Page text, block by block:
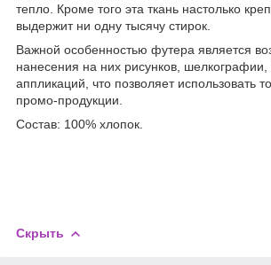
тепло. Кроме того эта ткань настолько
выдержит ни одну тысячу стирок.
Важной особенностью футера является
нанесения на них рисунков, шелкографии,
аппликаций, что позволяет использовать
промо-продукции.
Состав: 100% хлопок.
Скрыть